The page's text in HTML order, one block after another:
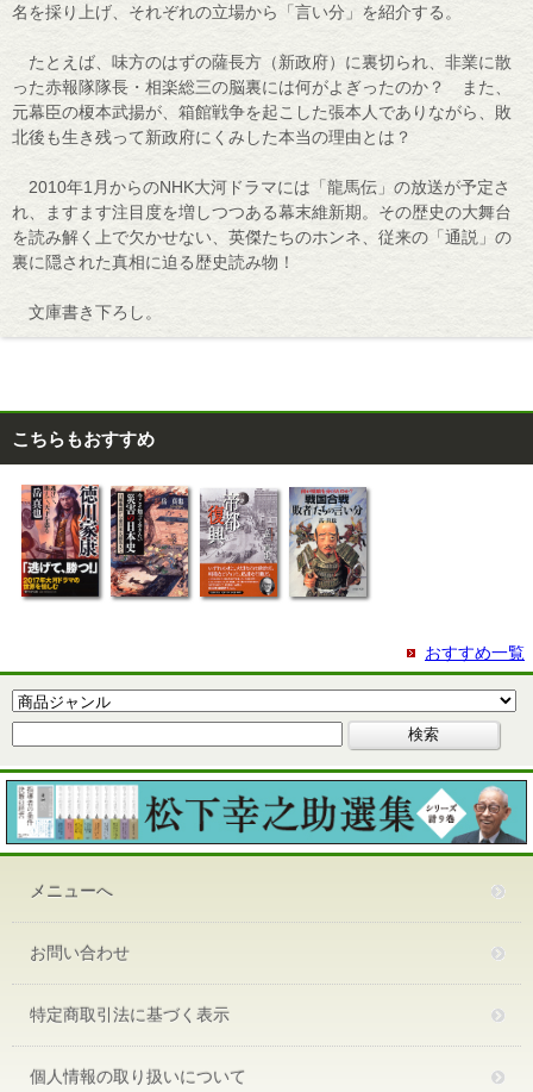
名を採り上げ、それぞれの立場から「言い分」を紹介する。
たとえば、味方のはずの薩長方（新政府）に裏切られ、非業に散
った赤報隊隊長・相楽総三の脳裏には何がよぎったのか？ また、
元幕臣の榎本武揚が、箱館戦争を起こした張本人でありながら、敗
北後も生き残って新政府にくみした本当の理由とは？
2010年1月からのNHK大河ドラマには「龍馬伝」の放送が予定さ
れ、ますます注目度を増しつつある幕末維新期。その歴史の大舞台
を読み解く上で欠かせない、英傑たちのホンネ、従来の「通説」の
裏に隠された真相に迫る歴史読み物！
文庫書き下ろし。
こちらもおすすめ
おすすめ一覧
メニューへ
お問い合わせ
特定商取引法に基づく表示
個人情報の取り扱いについて